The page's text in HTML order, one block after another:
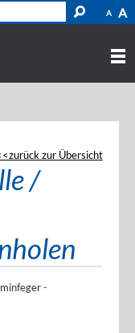
A A
zurück zur Übersicht
/
-